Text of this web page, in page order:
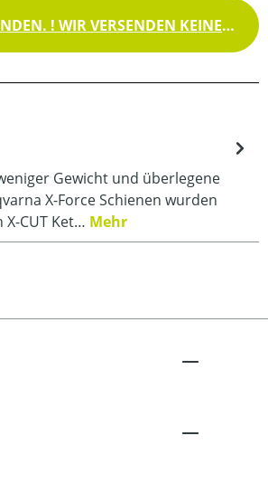
NACHRICHT SENDEN. ! WIR VERSENDEN KEINE WAREN !
Gewicht und überlegene
X-Force Schienen wurden
CUT Ket… Mehr